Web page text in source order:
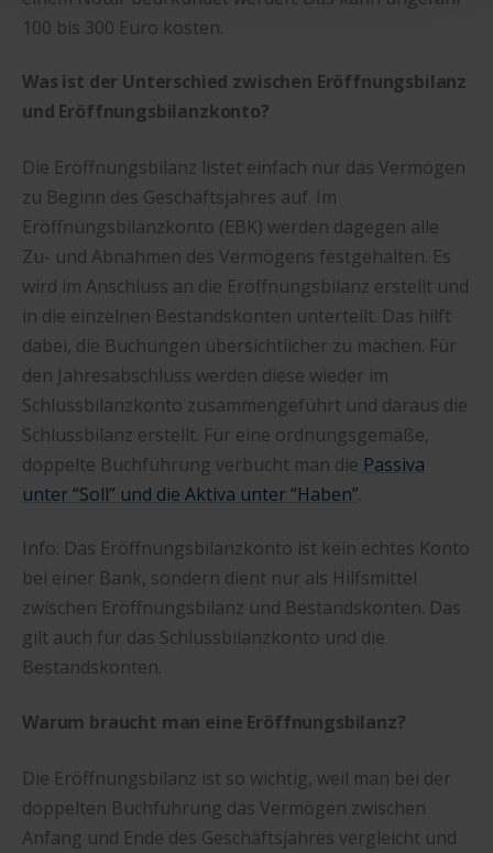
100 bis 300 Euro kosten.
Was ist der Unterschied zwischen Eröffnungsbilanz
und Eröffnungsbilanzkonto?
Die Eröffnungsbilanz listet einfach nur das Vermögen
zu Beginn des Geschäftsjahres auf. Im
Eröffnungsbilanzkonto (EBK) werden dagegen alle
Zu- und Abnahmen des Vermögens festgehalten. Es
wird im Anschluss an die Eröffnungsbilanz erstellt und
in die einzelnen Bestandskonten unterteilt. Das hilft
dabei, die Buchungen übersichtlicher zu machen. Für
den Jahresabschluss werden diese wieder im
Schlussbilanzkonto zusammengeführt und daraus die
Schlussbilanz erstellt. Für eine ordnungsgemäße,
doppelte Buchführung verbucht man die Passiva
unter “Soll” und die Aktiva unter “Haben”.
Info: Das Eröffnungsbilanzkonto ist kein echtes Konto
bei einer Bank, sondern dient nur als Hilfsmittel
zwischen Eröffnungsbilanz und Bestandskonten. Das
gilt auch für das Schlussbilanzkonto und die
Bestandskonten.
Warum braucht man eine Eröffnungsbilanz?
Die Eröffnungsbilanz ist so wichtig, weil man bei der
doppelten Buchführung das Vermögen zwischen
Anfang und Ende des Geschäftsjahres vergleicht und